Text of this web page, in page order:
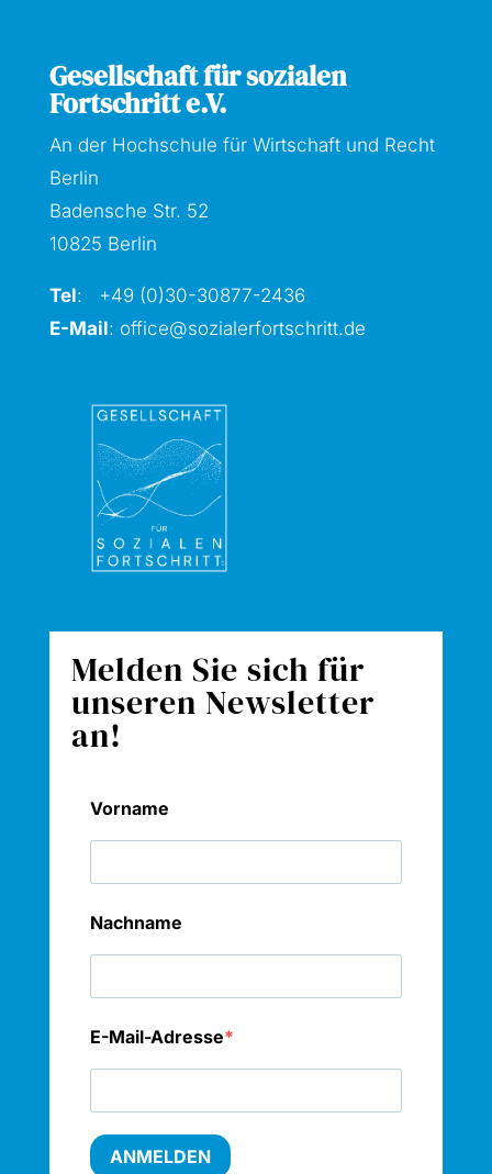
Gesellschaft für sozialen
Fortschritt e.V.
An der Hochschule für Wirtschaft und Recht
Berlin
Badensche Str. 52
10825 Berlin
Tel: +49 (0)30-30877-2436
E-Mail: office@sozialerfortschritt.de
Melden Sie sich für
unseren Newsletter
an!
Vorname
Nachname
E-Mail-Adresse
ANMELDEN